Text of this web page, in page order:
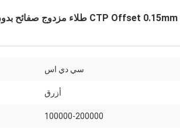
سي دي اس
أزرق
100000-200000